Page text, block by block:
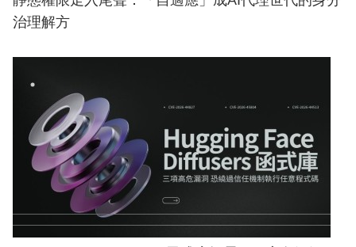
治理解方